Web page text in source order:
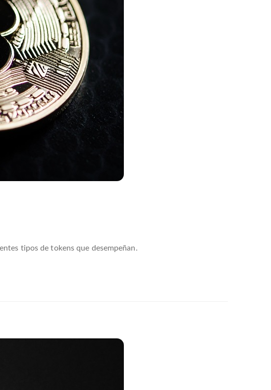
tipos de tokens que desempeñan.